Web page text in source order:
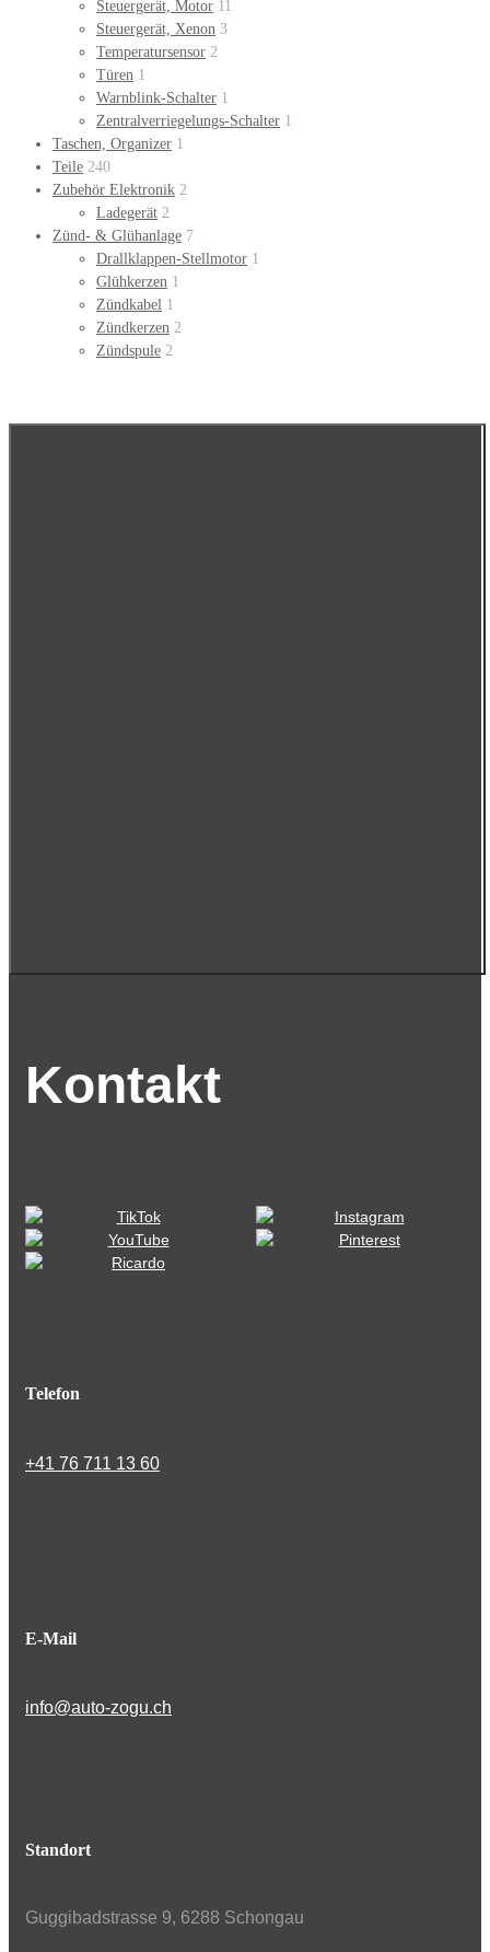
Steuergerät, Motor 11
Steuergerät, Xenon 3
Temperatursensor 2
Türen 1
Warnblink-Schalter 1
Zentralverriegelungs-Schalter 1
Taschen, Organizer 1
Teile 240
Zubehör Elektronik 2
Ladegerät 2
Zünd- & Glühanlage 7
Drallklappen-Stellmotor 1
Glühkerzen 1
Zündkabel 1
Zündkerzen 2
Zündspule 2
Kontakt
Telefon
+41 76 711 13 60
E-Mail
info@auto-zogu.ch
Standort
Guggibadstrasse 9, 6288 Schongau